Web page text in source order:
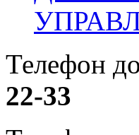
Телефон
22-33